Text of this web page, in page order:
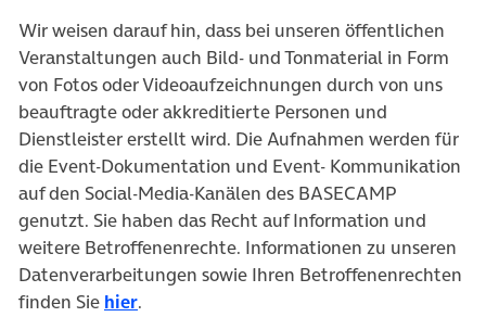
Wir weisen darauf hin, dass bei unseren öffentlichen
Veranstaltungen auch Bild- und Tonmaterial in Form
von Fotos oder Videoaufzeichnungen durch von uns
beauftragte oder akkreditierte Personen und
Dienstleister erstellt wird. Die Aufnahmen werden für
die Event-Dokumentation und Event- Kommunikation
auf den Social-Media-Kanälen des BASECAMP
genutzt. Sie haben das Recht auf Information und
weitere Betroffenenrechte. Informationen zu unseren
Datenverarbeitungen sowie Ihren Betroffenenrechten
finden Sie hier.